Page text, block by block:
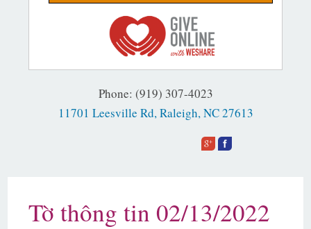
Phone: (919) 307-4023
11701 Leesville Rd, Raleigh, NC 27613
Tờ thông tin 02/13/2022